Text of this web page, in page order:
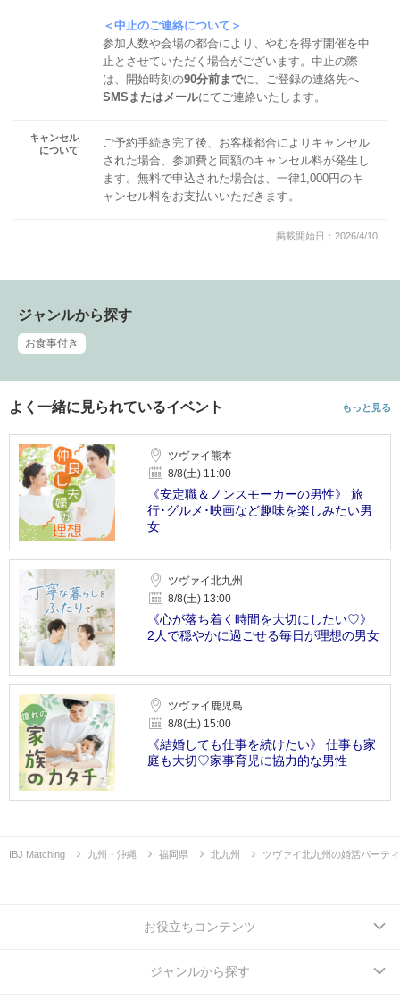
＜中止のご連絡について＞
参加人数や会場の都合により、やむを得ず開催を中
止とさせていただく場合がございます。中止の際
は、開始時刻の90分前までに、ご登録の連絡先へ
SMSまたはメールにてご連絡いたします。
キャンセル
について
ご予約手続き完了後、お客様都合によりキャンセル
された場合、参加費と同額のキャンセル料が発生し
ます。無料で申込された場合は、一律1,000円のキ
ャンセル料をお支払いいただきます。
掲載開始日：2026/4/10
ジャンルから探す
お食事付き
よく一緒に見られているイベント もっと見る
ツヴァイ熊本
8/8(土) 11:00
《安定職＆ノンスモーカーの男性》 旅
行･グルメ･映画など趣味を楽しみたい男
女
ツヴァイ北九州
8/8(土) 13:00
《心が落ち着く時間を大切にしたい♡》
2人で穏やかに過ごせる毎日が理想の男女
ツヴァイ鹿児島
8/8(土) 15:00
《結婚しても仕事を続けたい》 仕事も家
庭も大切♡家事育児に協力的な男性
IBJ Matching 九州・沖縄 福岡県 北九州 ツヴァイ北九州の婚活パーテ
お役立ちコンテンツ
ジャンルから探す